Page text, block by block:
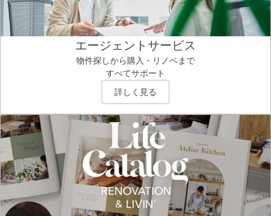
エージェントサービス
物件探しから購入・リノベまで
すべてサポート
詳しく見る